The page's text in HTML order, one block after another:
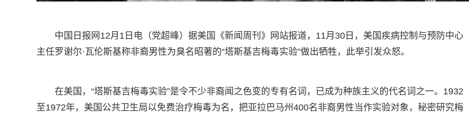
中国日报网12月1日电（党超峰）据美国《新闻周刊》网站报道，11月30日，美国疾病控制与预防中心
主任罗谢尔·瓦伦斯基称非裔男性为臭名昭著的“塔斯基吉梅毒实验”做出牺牲，此举引发众怒。
在美国，“塔斯基吉梅毒实验”是令不少非裔闻之色变的专有名词，已成为种族主义的代名词之一。1932
至1972年，美国公共卫生局以免费治疗梅毒为名，把亚拉巴马州400名非裔男性当作实验对象，秘密研究梅